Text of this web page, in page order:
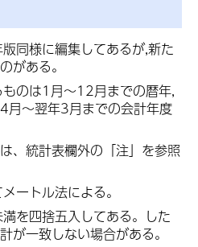
同様に編集してあるが,新た
がある。
のは1月～12月までの暦年,
4月～翌年3月までの会計年度
、統計表欄外の「注」を参照
ートル法による。
を四捨五入してある。した
が一致しない場合がある。